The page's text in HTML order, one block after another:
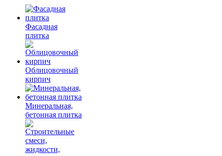
Фасадная
плитка
Облицовочный
кирпич
Минеральная,
бетонная плитка